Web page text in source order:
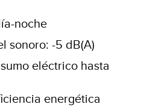
noche
sonoro: -5 dB(A)
eléctrico hasta
energética